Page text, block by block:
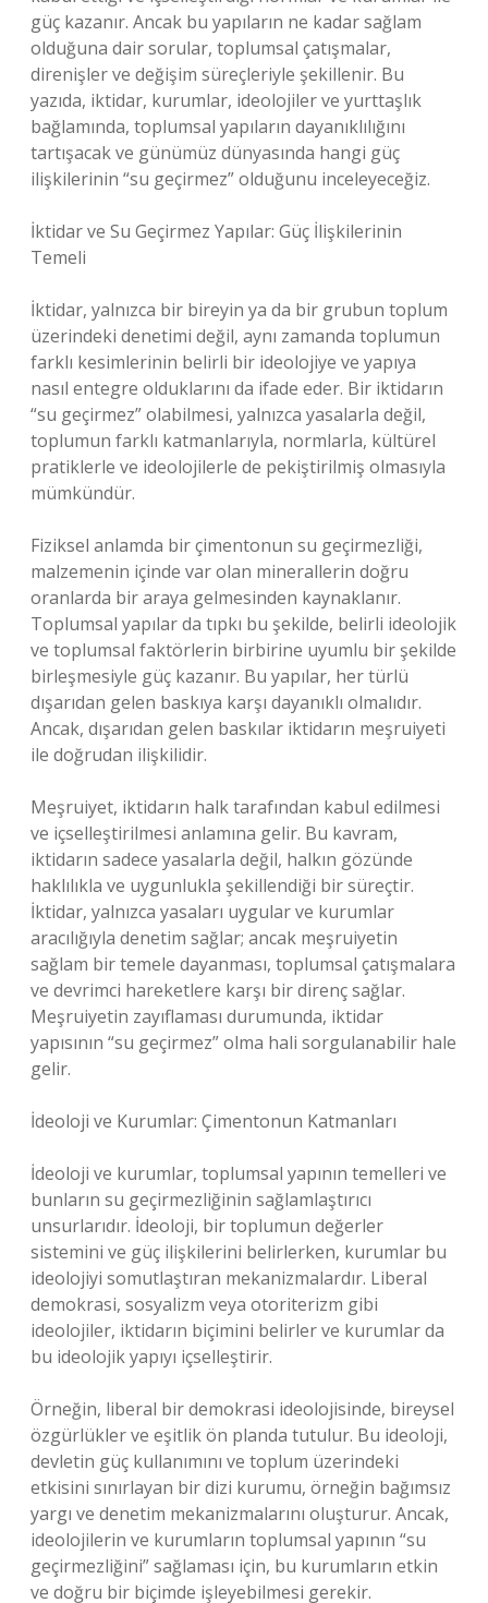
güç kazanır. Ancak bu yapıların ne kadar sağlam
olduğuna dair sorular, toplumsal çatışmalar,
direnişler ve değişim süreçleriyle şekillenir. Bu
yazıda, iktidar, kurumlar, ideolojiler ve yurttaşlık
bağlamında, toplumsal yapıların dayanıklılığını
tartışacak ve günümüz dünyasında hangi güç
ilişkilerinin “su geçirmez” olduğunu inceleyeceğiz.
İktidar ve Su Geçirmez Yapılar: Güç İlişkilerinin
Temeli
İktidar, yalnızca bir bireyin ya da bir grubun toplum
üzerindeki denetimi değil, aynı zamanda toplumun
farklı kesimlerinin belirli bir ideolojiye ve yapıya
nasıl entegre olduklarını da ifade eder. Bir iktidarın
“su geçirmez” olabilmesi, yalnızca yasalarla değil,
toplumun farklı katmanlarıyla, normlarla, kültürel
pratiklerle ve ideolojilerle de pekiştirilmiş olmasıyla
mümkündür.
Fiziksel anlamda bir çimentonun su geçirmezliği,
malzemenin içinde var olan minerallerin doğru
oranlarda bir araya gelmesinden kaynaklanır.
Toplumsal yapılar da tıpkı bu şekilde, belirli ideolojik
ve toplumsal faktörlerin birbirine uyumlu bir şekilde
birleşmesiyle güç kazanır. Bu yapılar, her türlü
dışarıdan gelen baskıya karşı dayanıklı olmalıdır.
Ancak, dışarıdan gelen baskılar iktidarın meşruiyeti
ile doğrudan ilişkilidir.
Meşruiyet, iktidarın halk tarafından kabul edilmesi
ve içselleştirilmesi anlamına gelir. Bu kavram,
iktidarın sadece yasalarla değil, halkın gözünde
haklılıkla ve uygunlukla şekillendiği bir süreçtir.
İktidar, yalnızca yasaları uygular ve kurumlar
aracılığıyla denetim sağlar; ancak meşruiyetin
sağlam bir temele dayanması, toplumsal çatışmalara
ve devrimci hareketlere karşı bir direnç sağlar.
Meşruiyetin zayıflaması durumunda, iktidar
yapısının “su geçirmez” olma hali sorgulanabilir hale
gelir.
İdeoloji ve Kurumlar: Çimentonun Katmanları
İdeoloji ve kurumlar, toplumsal yapının temelleri ve
bunların su geçirmezliğinin sağlamlaştırıcı
unsurlarıdır. İdeoloji, bir toplumun değerler
sistemini ve güç ilişkilerini belirlerken, kurumlar bu
ideolojiyi somutlaştıran mekanizmalardır. Liberal
demokrasi, sosyalizm veya otoriterizm gibi
ideolojiler, iktidarın biçimini belirler ve kurumlar da
bu ideolojik yapıyı içselleştirir.
Örneğin, liberal bir demokrasi ideolojisinde, bireysel
özgürlükler ve eşitlik ön planda tutulur. Bu ideoloji,
devletin güç kullanımını ve toplum üzerindeki
etkisini sınırlayan bir dizi kurumu, örneğin bağımsız
yargı ve denetim mekanizmalarını oluşturur. Ancak,
ideolojilerin ve kurumların toplumsal yapının “su
geçirmezliğini” sağlaması için, bu kurumların etkin
ve doğru bir biçimde işleyebilmesi gerekir.